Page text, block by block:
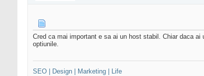
Cred ca mai important e sa ai un host stabil. Chiar daca
optiunile.
SEO | Design | Marketing | Life